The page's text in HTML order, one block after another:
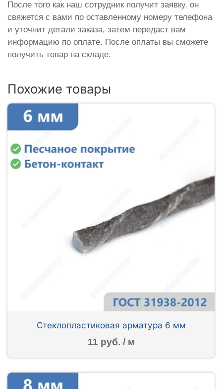
После того как наш сотрудник получит заявку, он
свяжется с вами по оставленному номеру телефона
и уточнит детали заказа, затем передаст вам
информацию по оплате. После оплаты вы сможете
получить товар на складе.
Похожие товары
Стеклопластиковая арматура 6 мм
11 руб. / м